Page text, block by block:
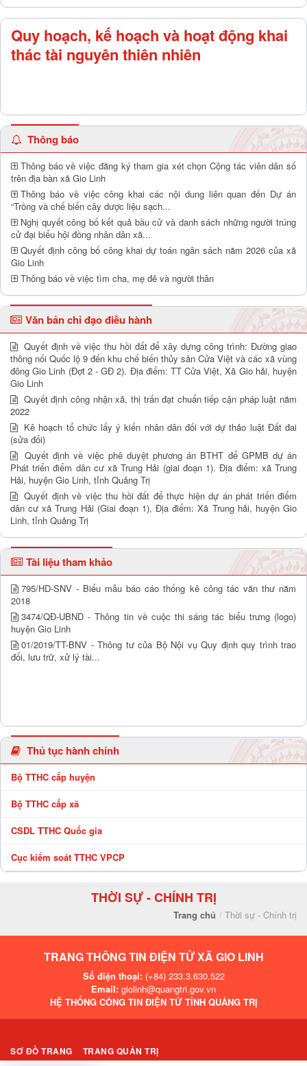
Quy hoạch, kế hoạch và hoạt động khai
thác tài nguyên thiên nhiên
Thông báo
Thông báo về việc đăng ký tham gia xét chọn Cộng tác viên dân số
trên địa bàn xã Gio Linh
Thông báo về việc công khai các nội dung liên quan đến Dự án
“Trồng và chế biến cây dược liệu sạch...
Nghị quyết công bố kết quả bầu cử và danh sách những người trúng
cử đại biểu hội đồng nhân dân xã...
Quyết định công bố công khai dự toán ngân sách năm 2026 của xã
Gio Linh
Thông báo về việc tìm cha, mẹ đẻ và người thân
Văn bản chỉ đạo điều hành
Quyết định về việc thu hồi đất để xây dựng công trình: Đường giao
thông nối Quốc lộ 9 đến khu chế biến thủy sản Cửa Việt và các xã vùng
đông Gio Linh (Đợt 2 - GĐ 2). Địa điểm: TT Cửa Việt, Xã Gio hải, huyện
Gio Linh
Quyết định công nhận xã, thị trấn đạt chuẩn tiếp cận pháp luật năm
2022
Kê hoạch tổ chức lấy ý kiến nhân dân đối với dự thảo luật Đất đai
(sửa đổi)
Quyết định về việc phê duyệt phương án BTHT để GPMB dự án
Phát triển điểm dân cư xã Trung Hải (giai đoạn 1). Địa điểm: xã Trung
Hải, huyện Gio Linh, tỉnh Quảng Trị
Quyết định về việc thu hồi đất để thực hiện dự án phát triển điểm
dân cư xã Trung Hải (Giai đoạn 1), Địa điểm: Xã Trung hải, huyện Gio
Linh, tỉnh Quảng Trị
Tài liệu tham khảo
795/HD-SNV - Biểu mẫu báo cáo thống kê công tác văn thư năm
2018
3474/QĐ-UBND - Thông tin về cuộc thi sáng tác biểu trưng (logo)
huyện Gio Linh
01/2019/TT-BNV - Thông tư của Bộ Nội vụ Quy định quy trình trao
đổi, lưu trữ, xử lý tài...
Thủ tục hành chính
Bộ TTHC cấp huyện
Bộ TTHC cấp xã
CSDL TTHC Quốc gia
Cục kiểm soát TTHC VPCP
THỜI SỰ - CHÍNH TRỊ
Trang chủ Thời sự - Chính trị
TRANG THÔNG TIN ĐIỆN TỬ XÃ GIO LINH
Số điện thoại:(+84) 233.3.630.522
Email: giolinh@quangtri.gov.vn
HỆ THỐNG CÔNG TIN ĐIỆN TỬ TỈNH QUẢNG TRỊ
SƠ ĐỒ TRANG TRANG QUẢN TRỊ